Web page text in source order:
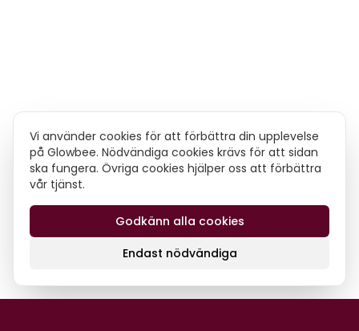
Vi använder cookies för att förbättra din upplevelse
på Glowbee. Nödvändiga cookies krävs för att sidan
ska fungera. Övriga cookies hjälper oss att förbättra
vår tjänst.
Endast nödvändiga
Godkänn alla cookies